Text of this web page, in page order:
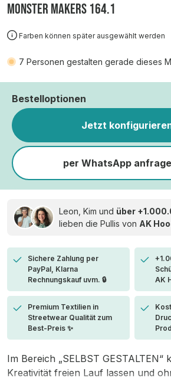
MONSTER MAKERS 164.1
Farben können später ausgewählt werden
7 Personen gestalten gerade dieses
Bestelloptionen
Jetzt
per WhatsApp
Leon, Kim und über
lieben die Pullis von AK
Sichere Zahlung per
PayPal, Klarna
Rechnungskauf uvm. 🔒
AK
Premium Textilien in
Streetwear Qualität zum
Best-Preis ✨
Im Bereich „SELBST GESTALTEN“
Kreativität freien Lauf lassen und